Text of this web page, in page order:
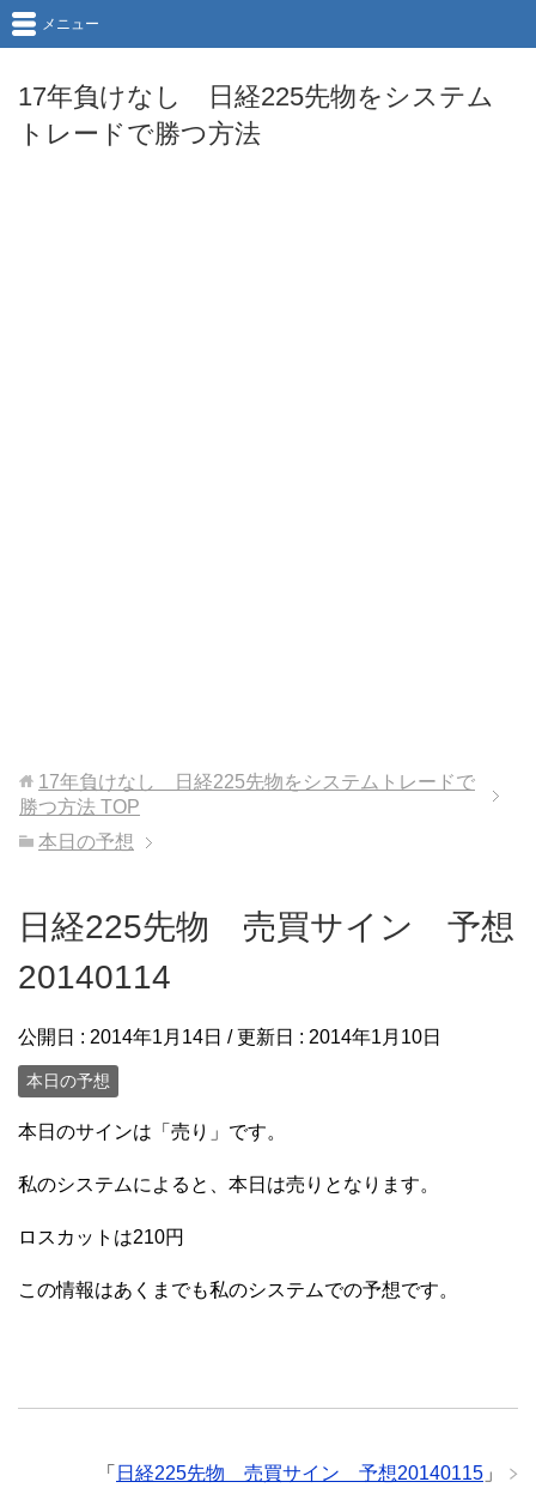
17年負けなし 日経225先物をシステム
トレードで勝つ方法
メニュー
17年負けなし 日経225先物をシステムトレードで
勝つ方法 TOP
本日の予想
日経225先物 売買サイン 予想
20140114
公開日 : 2014年1月14日 / 更新日 : 2014年1月10日
本日の予想
本日のサインは「売り」です。
私のシステムによると、本日は売りとなります。
ロスカットは210円
この情報はあくまでも私のシステムでの予想です。
「 日経225先物 売買サイン 予想20140115 」